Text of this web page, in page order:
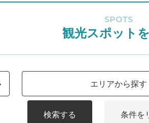
SPOTS
観光スポット
エリアから探す
検索する 条件を